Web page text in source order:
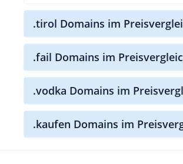
.tirol Domains im
.fail Domains im
.vodka Domains im
.kaufen Domains im